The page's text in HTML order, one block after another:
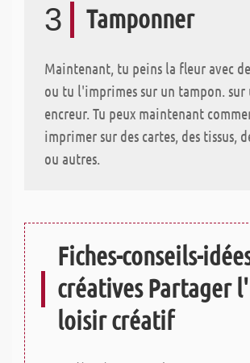
3 Tamponner
Maintenant, tu peins la fleur avec
ou tu l'imprimes sur un tampon. sur
encreur. Tu peux maintenant
imprimer sur des cartes, des tissus,
ou autres.
Fiches-conseils-
créatives Partager
loisir créatif